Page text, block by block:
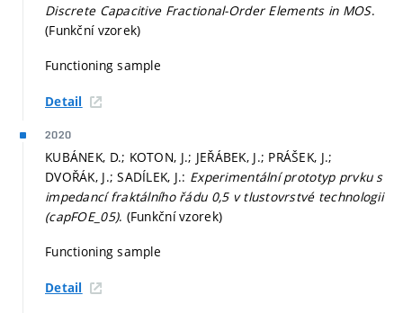
Discrete Capacitive Fractional-Order Elements in MOS.
(Funkční vzorek)
Functioning sample
Detail
2020
KUBÁNEK, D.; KOTON, J.; JEŘÁBEK, J.; PRÁŠEK, J.;
DVOŘÁK, J.; SADÍLEK, J.: Experimentální prototyp prvku s
impedancí fraktálního řádu 0,5 v tlustovrstvé technologii
(capFOE_05). (Funkční vzorek)
Functioning sample
Detail